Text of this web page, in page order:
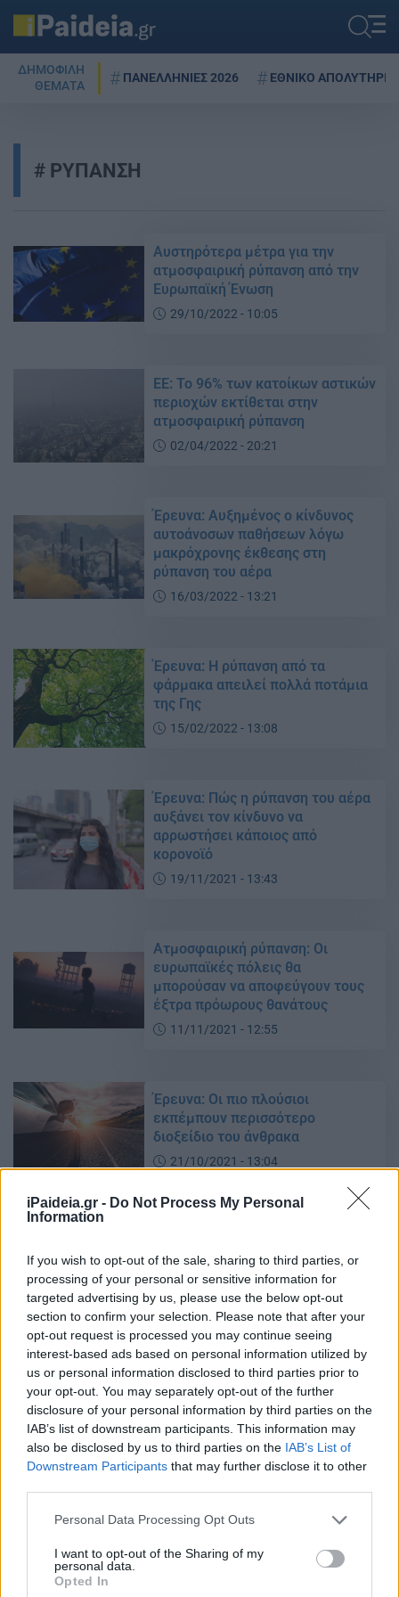
iPaideia.gr - Do Not Process My Personal
Information
If you wish to opt-out of the sale, sharing to third parties, or
processing of your personal or sensitive information for
targeted advertising by us, please use the below opt-out
section to confirm your selection. Please note that after your
opt-out request is processed you may continue seeing
interest-based ads based on personal information utilized by
us or personal information disclosed to third parties prior to
your opt-out. You may separately opt-out of the further
disclosure of your personal information by third parties on the
IAB’s list of downstream participants. This information may
also be disclosed by us to third parties on the IAB’s List of
Downstream Participants that may further disclose it to other
Please note that this website/app uses one or more Google
not limited to your visit or usage behaviour. You may click to
grant or deny consent to Google and its third-party tags to
use your data for below specified purposes in below Google
Personal Data Processing Opt Outs
I want to opt-out of the Sharing of my
personal data.
Opted In
ΔΗΜΟΦΙΛΗ
ΘΕΜΑΤΑ
ΠΑΝΕΛΛΗΝΙΕΣ 2026 ΕΘΝΙΚΟ ΑΠΟΛΥΤΗΡΙΟ
ΡΥΠΑΝΣΗ
Αυστηρότερα μέτρα για την
ατμοσφαιρική ρύπανση από την
Ευρωπαϊκή Ένωση
29/10/2022 - 10:05
ΕΕ: Το 96% των κατοίκων αστικών
περιοχών εκτίθεται στην
ατμοσφαιρική ρύπανση
02/04/2022 - 20:21
Έρευνα: Αυξημένος ο κίνδυνος
αυτοάνοσων παθήσεων λόγω
μακρόχρονης έκθεσης στη
ρύπανση του αέρα
16/03/2022 - 13:21
Έρευνα: Η ρύπανση από τα
φάρμακα απειλεί πολλά ποτάμια
της Γης
15/02/2022 - 13:08
Έρευνα: Πώς η ρύπανση του αέρα
αυξάνει τον κίνδυνο να
αρρωστήσει κάποιος από
κορονοϊό
19/11/2021 - 13:43
Ατμοσφαιρική ρύπανση: Οι
ευρωπαϊκές πόλεις θα
μπορούσαν να αποφεύγουν τους
έξτρα πρόωρους θανάτους
11/11/2021 - 12:55
Έρευνα: Οι πιο πλούσιοι
εκπέμπουν περισσότερο
διοξείδιο του άνθρακα
21/10/2021 - 13:04
κίνδυνο καρδιακής ανεπάρκειας
18/10/2021 - 13:04
Η ρύπανση του αέρα συνδέεται με
σχεδόν έξι εκατομμύρια
πρόωρους τοκετούς ετησίως
29/09/2021 - 13:15
Η παγκόσμια φωτορύπανση έχει
αυξηθεί σημαντικά λόγω του
φωτισμού LED
15/09/2021 - 13:22